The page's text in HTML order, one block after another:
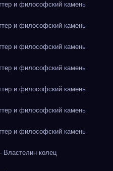
и философский камень
и философский камень
и философский камень
и философский камень
и философский камень
и философский камень
и философский камень
колец